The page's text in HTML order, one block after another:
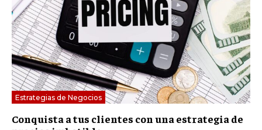
Estrategias de Negocios
Conquista a tus clientes con una estrategia de